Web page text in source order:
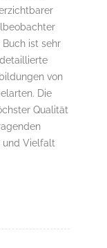
ist sehr
von
Die
Qualität
und Vielfalt